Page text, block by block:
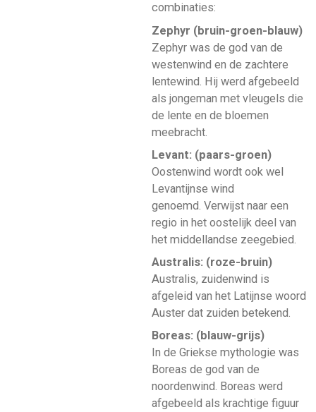
combinaties:
Zephyr (bruin-groen-blauw)
Zephyr was de god van de
westenwind en de zachtere
lentewind. Hij werd afgebeeld
als jongeman met vleugels die
de lente en de bloemen
meebracht.
Levant: (paars-groen)
Oostenwind wordt ook wel
Levantijnse wind
genoemd. Verwijst naar een
regio in het oostelijk deel van
het middellandse zeegebied.
Australis: (roze-bruin)
Australis, zuidenwind is
afgeleid van het Latijnse woord
Auster dat zuiden betekend.
Boreas: (blauw-grijs)
In de Griekse mythologie was
Boreas de god van de
noordenwind. Boreas werd
afgebeeld als krachtige figuur